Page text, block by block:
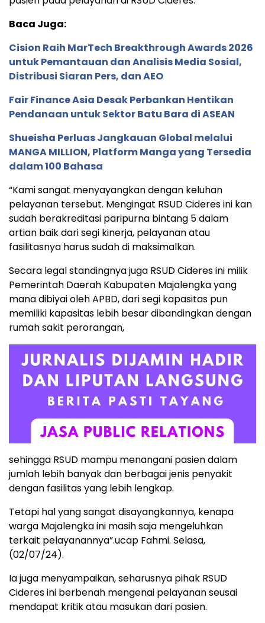
Baca Juga:
Cision Raih MarTech Breakthrough Awards 2026
untuk Pemantauan dan Analisis Media Sosial,
Distribusi Siaran Pers, dan AEO
Fair Finance Asia Desak Perbankan Hentikan
Pendanaan untuk Sektor Batu Bara di ASEAN
Shueisha Perluas Jangkauan Global melalui
MANGA MILLION, Platform Manga yang Tersedia
dalam 100 Bahasa
“Kami sangat menyayangkan dengan keluhan
pelayanan tersebut. Mengingat RSUD Cideres ini kan
sudah berakreditasi paripurna bintang 5 dalam
artian baik dari segi kinerja, pelayanan atau
fasilitasnya harus sudah di maksimalkan.
Secara legal standingnya juga RSUD Cideres ini milik
Pemerintah Daerah Kabupaten Majalengka yang
mana dibiyai oleh APBD, dari segi kapasitas pun
memiliki kapasitas lebih besar dibandingkan dengan
rumah sakit perorangan,
sehingga RSUD mampu menangani pasien dalam
jumlah lebih banyak dan berbagai jenis penyakit
dengan fasilitas yang lebih lengkap.
Tetapi hal yang sangat disayangkannya, kenapa
warga Majalengka ini masih saja mengeluhkan
terkait pelayanannya”.ucap Fahmi. Selasa,
(02/07/24).
Ia juga menyampaikan, seharusnya pihak RSUD
Cideres ini berbenah mengenai pelayanan seusai
mendapat kritik atau masukan dari pasien.